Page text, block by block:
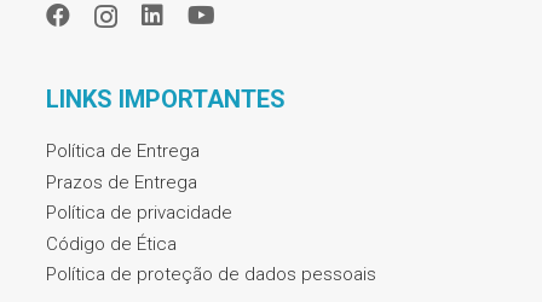
LINKS IMPORTANTES
Política de Entrega
Prazos de Entrega
Política de privacidade
Código de Ética
Política de proteção de dados pessoais